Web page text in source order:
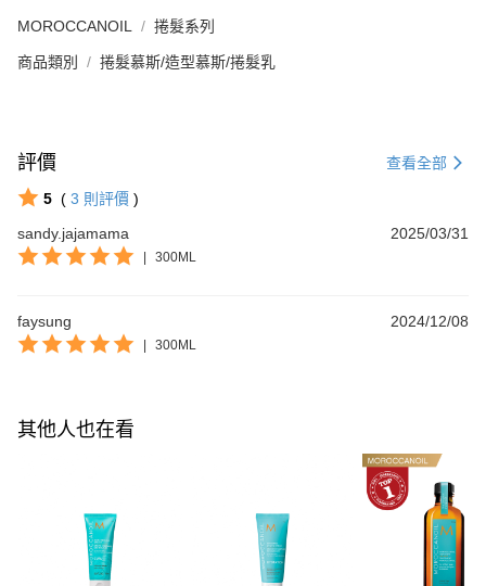
MOROCCANOIL 捲髮系列
商品類別 捲髮慕斯/造型慕斯/捲髮乳
評價 查看全部
5 ( 3 則評價 )
sandy.jajamama
2025/03/31
| 300ML
faysung 2024/12/08
| 300ML
其他人也在看